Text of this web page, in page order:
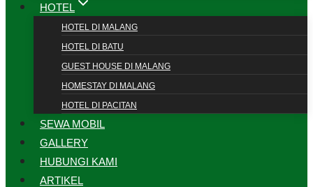
HOTEL
HOTEL DI MALANG
HOTEL DI BATU
GUEST HOUSE DI MALANG
HOMESTAY DI MALANG
HOTEL DI PACITAN
SEWA MOBIL
GALLERY
HUBUNGI KAMI
ARTIKEL